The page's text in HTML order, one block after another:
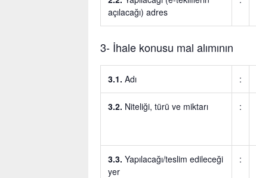
açılacağı) adres
3- İhale konusu mal alımının
3.1. Adı :
3.2. Niteliği, türü ve miktarı :
3.3. Yapılacağı/teslim edileceği
yer
: